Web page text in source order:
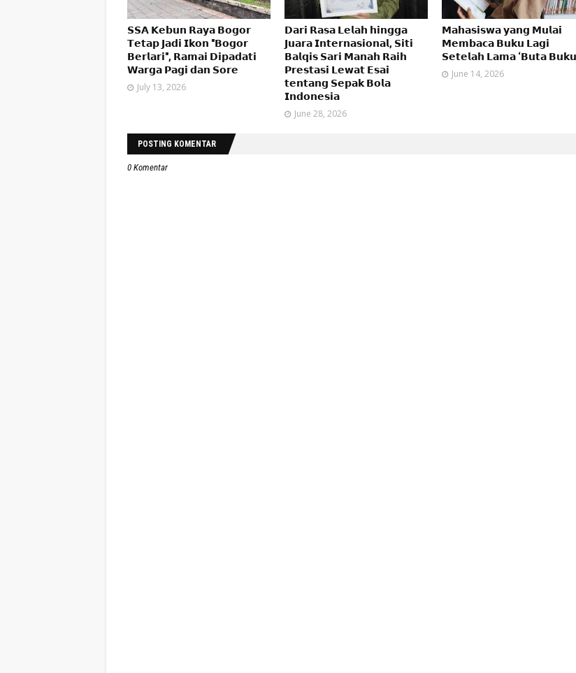
𝗦𝗦𝗔 𝗞𝗲𝗯𝘂𝗻 𝗥𝗮𝘆𝗮 𝗕𝗼𝗴𝗼𝗿
𝗧𝗲𝘁𝗮𝗽 𝗝𝗮𝗱𝗶 𝗜𝗸𝗼𝗻 "𝗕𝗼𝗴𝗼𝗿
𝗕𝗲𝗿𝗹𝗮𝗿𝗶", 𝗥𝗮𝗺𝗮𝗶 𝗗𝗶𝗽𝗮𝗱𝗮𝘁𝗶
𝗪𝗮𝗿𝗴𝗮 𝗣𝗮𝗴𝗶 𝗱𝗮𝗻 𝗦𝗼𝗿𝗲
July 13, 2026
𝗗𝗮𝗿𝗶 𝗥𝗮𝘀𝗮 𝗟𝗲𝗹𝗮𝗵 𝗵𝗶𝗻𝗴𝗴𝗮
𝗝𝘂𝗮𝗿𝗮 𝗜𝗻𝘁𝗲𝗿𝗻𝗮𝘀𝗶𝗼𝗻𝗮𝗹, 𝗦𝗶𝘁𝗶
𝗕𝗮𝗹𝗾𝗶𝘀 𝗦𝗮𝗿𝗶 𝗠𝗮𝗻𝗮𝗵 𝗥𝗮𝗶𝗵
𝗣𝗿𝗲𝘀𝘁𝗮𝘀𝗶 𝗟𝗲𝘄𝗮𝘁 𝗘𝘀𝗮𝗶
𝘁𝗲𝗻𝘁𝗮𝗻𝗴 𝗦𝗲𝗽𝗮𝗸 𝗕𝗼𝗹𝗮
𝗜𝗻𝗱𝗼𝗻𝗲𝘀𝗶𝗮
June 28, 2026
𝗠𝗮𝗵𝗮𝘀𝗶𝘀𝘄𝗮 𝘆𝗮𝗻𝗴 𝗠𝘂𝗹𝗮𝗶
𝗠𝗲𝗺𝗯𝗮𝗰𝗮 𝗕𝘂𝗸𝘂 𝗟𝗮𝗴𝗶
𝗦𝗲𝘁𝗲𝗹𝗮𝗵 𝗟𝗮𝗺𝗮 ‘𝗕𝘂𝘁𝗮
June 14, 2026
POSTING KOMENTAR
0 Komentar